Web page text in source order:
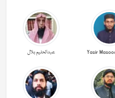
Yasir عبدالحليم بلال